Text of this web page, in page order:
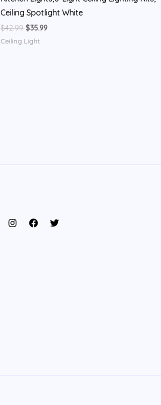
Ceiling Spotlight White
$42.99 Original
price
was:
$35.99Current
Ceiling Light